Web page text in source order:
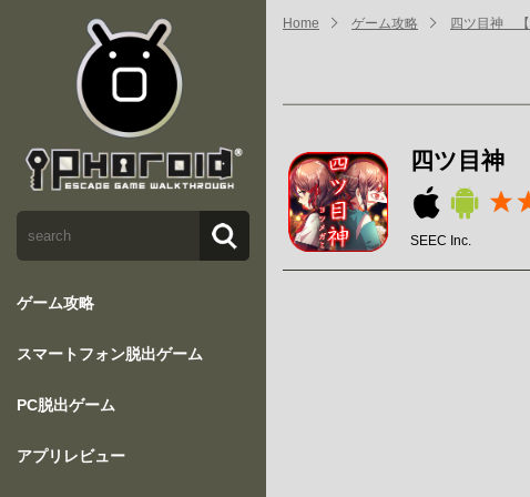
ゲーム攻略
スマートフォン脱出ゲーム
PC脱出ゲーム
アプリレビュー
Home ゲーム攻略 四ツ目神 【
四ツ目神
SEEC Inc.